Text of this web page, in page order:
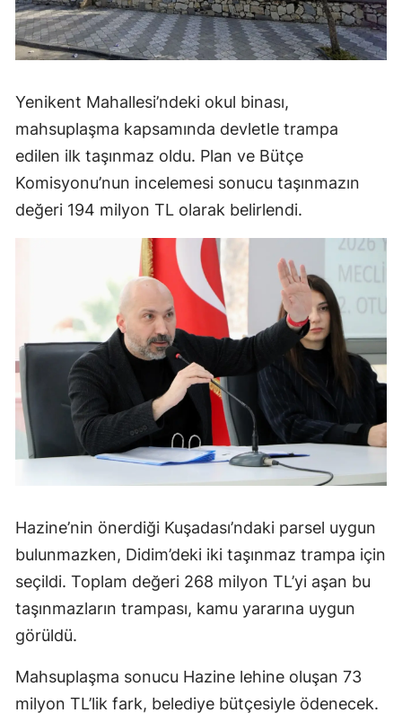
Yenikent Mahallesi’ndeki okul binası,
mahsuplaşma kapsamında devletle trampa
edilen ilk taşınmaz oldu. Plan ve Bütçe
Komisyonu’nun incelemesi sonucu taşınmazın
değeri 194 milyon TL olarak belirlendi.
Hazine’nin önerdiği Kuşadası’ndaki parsel uygun
bulunmazken, Didim’deki iki taşınmaz trampa için
seçildi. Toplam değeri 268 milyon TL’yi aşan bu
taşınmazların trampası, kamu yararına uygun
görüldü.
Mahsuplaşma sonucu Hazine lehine oluşan 73
milyon TL’lik fark, belediye bütçesiyle ödenecek.